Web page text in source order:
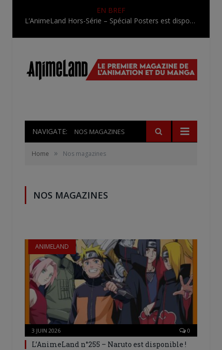
EN BREF
L’AnimeLand Hors-Série – Spécial Posters est disponible !
NAVIGATE: NOS MAGAZINES
Home » Nos magazines
NOS MAGAZINES
ANIMELAND
3 JUIN 2026 0
L’AnimeLand n°255 – Naruto est disponible !